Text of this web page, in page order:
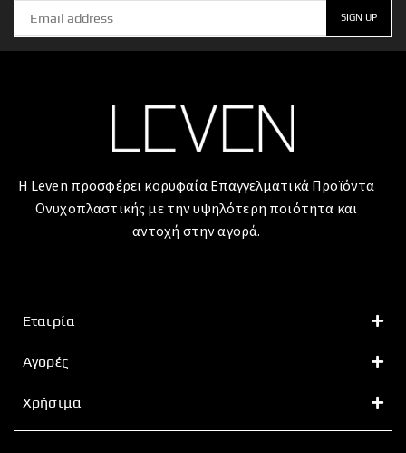
Η Leven προσφέρει κορυφαία Επαγγελματικά Προϊόντα
Ονυχοπλαστικής με την υψηλότερη ποιότητα και
αντοχή στην αγορά.
Εταιρία
Αγορές
Χρήσιμα